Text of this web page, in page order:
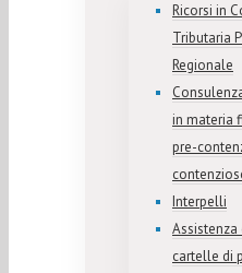
Ricorsi in
Tributaria
Regionale
in materia
pre-
Interpelli
cartelle di